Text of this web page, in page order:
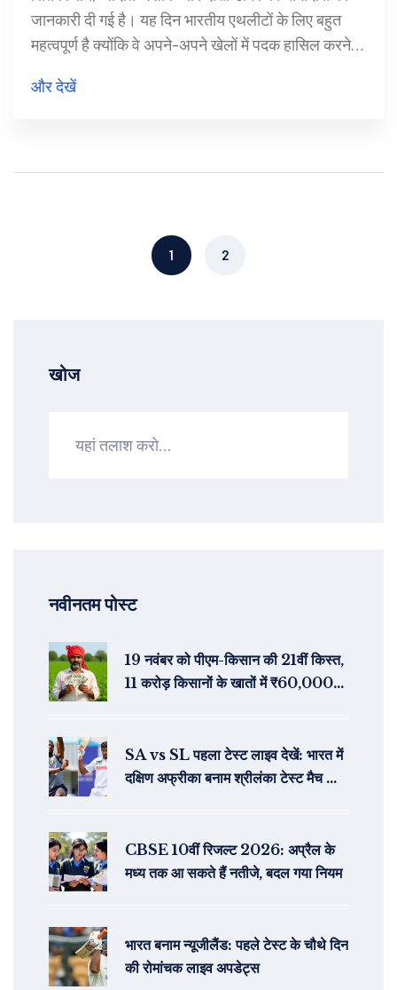
जानकारी दी गई है। यह दिन भारतीय एथलीटों के लिए बहुत
महत्वपूर्ण है क्योंकि वे अपने-अपने खेलों में पदक हासिल करने के
प्रोफाइल पर विस्तृत जानकारी।
और देखें
1 2
खोज
नवीनतम पोस्ट
19 नवंबर को पीएम-किसान की 21वीं किस्त,
11 करोड़ किसानों के खातों में ₹60,000
SA vs SL पहला टेस्ट लाइव देखें: भारत में
दक्षिण अफ्रीका बनाम श्रीलंका टेस्ट मैच की
CBSE 10वीं रिजल्ट 2026: अप्रैल के
मध्य तक आ सकते हैं नतीजे, बदल गया नियम
भारत बनाम न्यूजीलैंड: पहले टेस्ट के चौथे दिन
की रोमांचक लाइव अपडेट्स